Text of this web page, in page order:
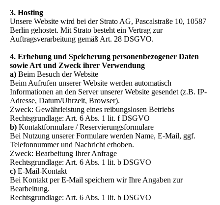
3. Hosting
Unsere Website wird bei der Strato AG, Pascalstraße 10, 10587
Berlin gehostet. Mit Strato besteht ein Vertrag zur
Auftragsverarbeitung gemäß Art. 28 DSGVO.
4. Erhebung und Speicherung personenbezogener Daten
sowie Art und Zweck ihrer Verwendung
a) Beim Besuch der Website
Beim Aufrufen unserer Website werden automatisch
Informationen an den Server unserer Website gesendet (z.B. IP-
Adresse, Datum/Uhrzeit, Browser).
Zweck: Gewährleistung eines reibungslosen Betriebs
Rechtsgrundlage: Art. 6 Abs. 1 lit. f DSGVO
b) Kontaktformulare / Reservierungsformulare
Bei Nutzung unserer Formulare werden Name, E-Mail, ggf.
Telefonnummer und Nachricht erhoben.
Zweck: Bearbeitung Ihrer Anfrage
Rechtsgrundlage: Art. 6 Abs. 1 lit. b DSGVO
c) E-Mail-Kontakt
Bei Kontakt per E-Mail speichern wir Ihre Angaben zur
Bearbeitung.
Rechtsgrundlage: Art. 6 Abs. 1 lit. b DSGVO